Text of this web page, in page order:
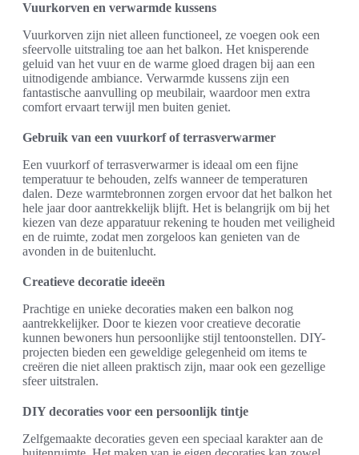
Vuurkorven en verwarmde kussens
Vuurkorven zijn niet alleen functioneel, ze voegen ook een
sfeervolle uitstraling toe aan het balkon. Het knisperende
geluid van het vuur en de warme gloed dragen bij aan een
uitnodigende ambiance. Verwarmde kussens zijn een
fantastische aanvulling op meubilair, waardoor men extra
comfort ervaart terwijl men buiten geniet.
Gebruik van een vuurkorf of terrasverwarmer
Een vuurkorf of terrasverwarmer is ideaal om een fijne
temperatuur te behouden, zelfs wanneer de temperaturen
dalen. Deze warmtebronnen zorgen ervoor dat het balkon het
hele jaar door aantrekkelijk blijft. Het is belangrijk om bij het
kiezen van deze apparatuur rekening te houden met veiligheid
en de ruimte, zodat men zorgeloos kan genieten van de
avonden in de buitenlucht.
Creatieve decoratie ideeën
Prachtige en unieke decoraties maken een balkon nog
aantrekkelijker. Door te kiezen voor creatieve decoratie
kunnen bewoners hun persoonlijke stijl tentoonstellen. DIY-
projecten bieden een geweldige gelegenheid om items te
creëren die niet alleen praktisch zijn, maar ook een gezellige
sfeer uitstralen.
DIY decoraties voor een persoonlijk tintje
Zelfgemaakte decoraties geven een speciaal karakter aan de